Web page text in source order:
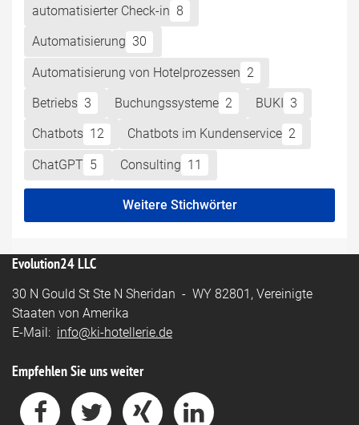
automatisierter Check-in 8
Automatisierung 30
Automatisierung von Hotelprozessen 2
Betriebs 3 Buchungssysteme 2 BUKI 3
Chatbots 12 Chatbots im Kundenservice 2
ChatGPT 5 Consulting 11
Weitere Stichwörter
Evolution24 LLC
30 N Gould St Ste N Sheridan - WY 82801, Vereinigte
Staaten von Amerika
E-Mail: info@ki-hotellerie.de
Empfehlen Sie uns weiter